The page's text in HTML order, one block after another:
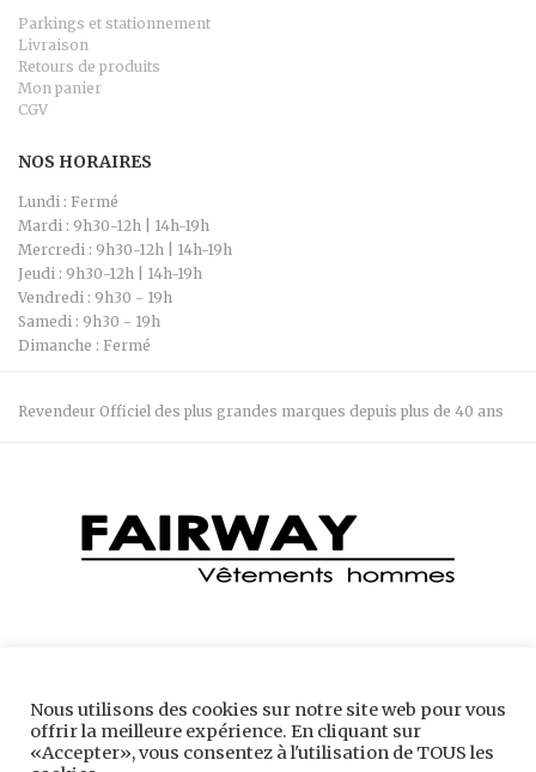
Parkings et stationnement
Livraison
Retours de produits
Mon panier
CGV
NOS HORAIRES
Lundi : Fermé
Mardi : 9h30-12h | 14h-19h
Mercredi : 9h30-12h | 14h-19h
Jeudi : 9h30-12h | 14h-19h
Vendredi : 9h30 - 19h
Samedi : 9h30 - 19h
Dimanche : Fermé
Revendeur Officiel des plus grandes marques depuis plus de 40 ans
Bourgoin-Jallieu
Nous utilisons des cookies sur notre site web pour vous
offrir la meilleure expérience. En cliquant sur
«Accepter», vous consentez à l'utilisation de TOUS les